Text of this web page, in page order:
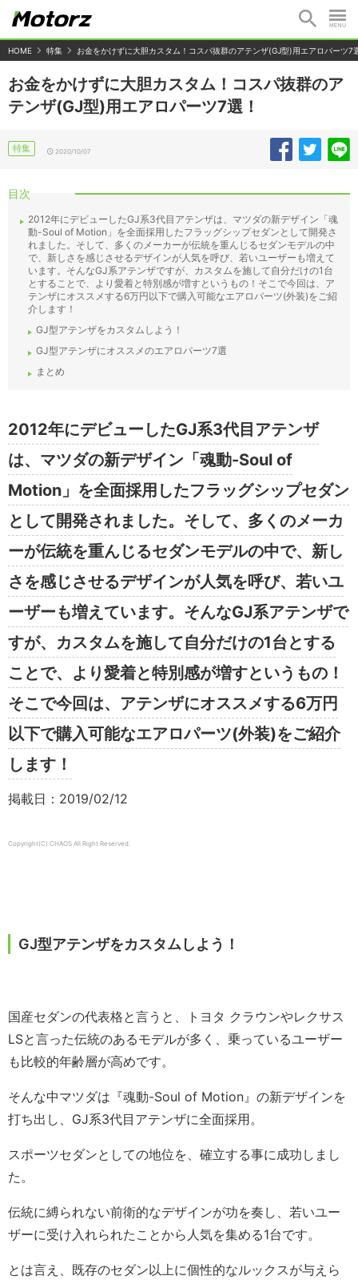
HOME 特集 お金をかけずに大胆カスタム！コスパ抜群のアテンザ(GJ型)用エアロパーツ7
お金をかけずに大胆カスタム！コスパ抜群のア
テンザ(GJ型)用エアロパーツ7選！
特集 2020/10/07
目次
2012年にデビューしたGJ系3代目アテンザは、マツダの新デザイン「魂
動-Soul of Motion」を全面採用したフラッグシップセダンとして開発さ
れました。そして、多くのメーカーが伝統を重んじるセダンモデルの中
で、新しさを感じさせるデザインが人気を呼び、若いユーザーも増えて
います。そんなGJ系アテンザですが、カスタムを施して自分だけの1台
とすることで、より愛着と特別感が増すというもの！そこで今回は、ア
テンザにオススメする6万円以下で購入可能なエアロパーツ(外装)をご紹
介します！
GJ型アテンザをカスタムしよう！
GJ型アテンザにオススメのエアロパーツ7選
まとめ
2012年にデビューしたGJ系3代目アテンザ
は、マツダの新デザイン「魂動-Soul of
Motion」を全面採用したフラッグシップセダン
として開発されました。そして、多くのメーカ
ーが伝統を重んじるセダンモデルの中で、新し
さを感じさせるデザインが人気を呼び、若いユ
ーザーも増えています。そんなGJ系アテンザで
すが、カスタムを施して自分だけの1台とする
ことで、より愛着と特別感が増すというもの！
そこで今回は、アテンザにオススメする6万円
以下で購入可能なエアロパーツ(外装)をご紹介
します！
掲載日：2019/02/12
Copyright(C) CHAOS All Right Reserved.
GJ型アテンザをカスタムしよう！
国産セダンの代表格と言うと、トヨタ クラウンやレクサス
LSと言った伝統のあるモデルが多く、乗っているユーザー
も比較的年齢層が高めです。
そんな中マツダは『魂動-Soul of Motion』の新デザインを
打ち出し、GJ系3代目アテンザに全面採用。
スポーツセダンとしての地位を、確立する事に成功しまし
た。
伝統に縛られない前衛的なデザインが功を奏し、若いユー
ザーに受け入れられたことから人気を集める1台です。
とは言え、既存のセダン以上に個性的なルックスが与えら